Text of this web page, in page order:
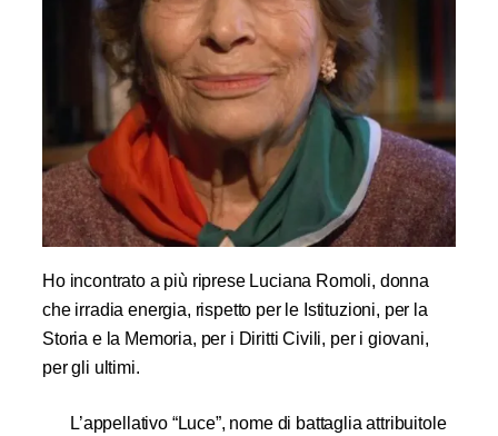
Ho incontrato a più riprese Luciana Romoli, donna
che irradia energia, rispetto per le Istituzioni, per la
Storia e la Memoria, per i Diritti Civili, per i giovani,
per gli ultimi.
L’appellativo “Luce”, nome di battaglia attribuitole